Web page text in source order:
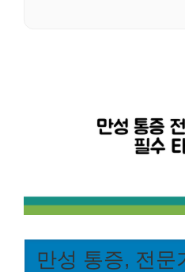
만성 통증, 전문